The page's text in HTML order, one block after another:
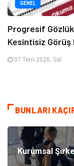
GENEL
Progresif
Kesintisiz Görüş
07 Tem 2026, Sal
BUNLARI
Kurumsal